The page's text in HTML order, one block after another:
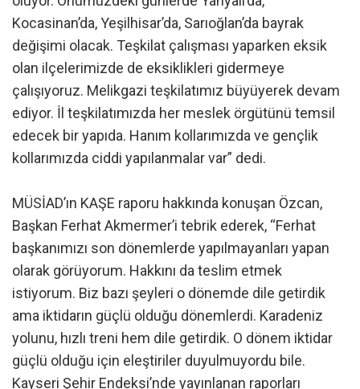
Kocasinan’da, Yeşilhisar’da, Sarıoğlan’da bayrak
değişimi olacak. Teşkilat çalışması yaparken eksik
olan ilçelerimizde de eksiklikleri gidermeye
çalışıyoruz. Melikgazi teşkilatımız büyüyerek devam
ediyor. İl teşkilatımızda her meslek örgütünü temsil
edecek bir yapıda. Hanım kollarımızda ve gençlik
kollarımızda ciddi yapılanmalar var” dedi.
MÜSİAD’ın KAŞE raporu hakkında konuşan Özcan,
Başkan Ferhat Akmermer’i tebrik ederek, “Ferhat
başkanımızı son dönemlerde yapılmayanları yapan
olarak görüyorum. Hakkını da teslim etmek
istiyorum. Biz bazı şeyleri o dönemde dile getirdik
ama iktidarın güçlü olduğu dönemlerdi. Karadeniz
yolunu, hızlı treni hem dile getirdik. O dönem iktidar
güçlü olduğu için eleştiriler duyulmuyordu bile.
Kayseri Şehir Endeksi’nde yayınlanan raporları